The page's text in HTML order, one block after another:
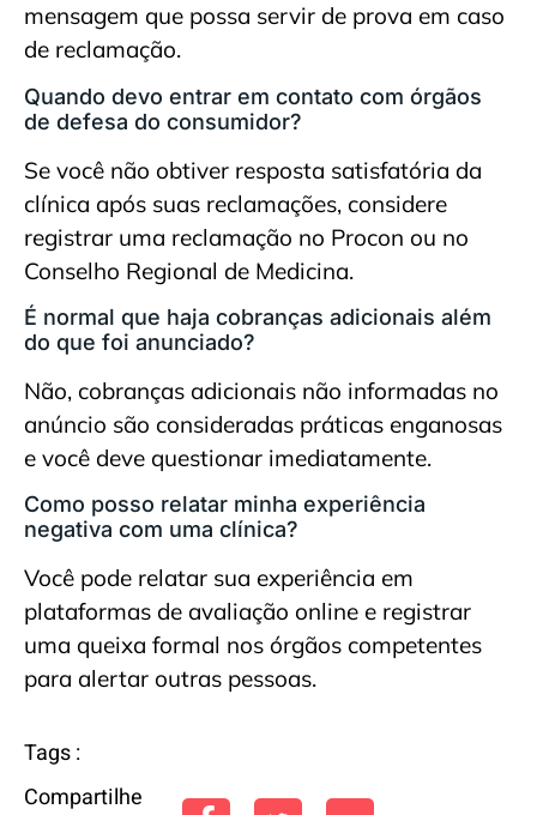
mensagem que possa servir de prova em caso
de reclamação.
Quando devo entrar em contato com órgãos
de defesa do consumidor?
Se você não obtiver resposta satisfatória da
clínica após suas reclamações, considere
registrar uma reclamação no Procon ou no
Conselho Regional de Medicina.
É normal que haja cobranças adicionais além
do que foi anunciado?
Não, cobranças adicionais não informadas no
anúncio são consideradas práticas enganosas
e você deve questionar imediatamente.
Como posso relatar minha experiência
negativa com uma clínica?
Você pode relatar sua experiência em
plataformas de avaliação online e registrar
uma queixa formal nos órgãos competentes
para alertar outras pessoas.
Tags :
Compartilhe